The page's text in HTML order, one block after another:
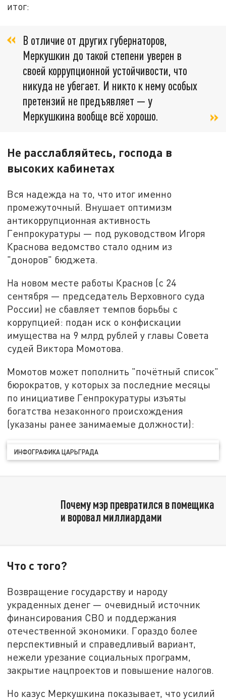
итог:
В отличие от других губернаторов,
Меркушкин до такой степени уверен в
своей коррупционной устойчивости, что
никуда не убегает. И никто к нему особых
претензий не предъявляет — у
Меркушкина вообще всё хорошо.
Не расслабляйтесь, господа в
высоких кабинетах
Вся надежда на то, что итог именно
промежуточный. Внушает оптимизм
антикоррупционная активность
Генпрокуратуры — под руководством Игоря
Краснова ведомство стало одним из
"доноров" бюджета.
На новом месте работы Краснов (с 24
сентября — председатель Верховного суда
России) не сбавляет темпов борьбы с
коррупцией: подан иск о конфискации
имущества на 9 млрд рублей у главы Совета
судей Виктора Момотова.
Момотов может пополнить "почётный список"
бюрократов, у которых за последние месяцы
по инициативе Генпрокуратуры изъяты
богатства незаконного происхождения
(указаны ранее занимаемые должности):
ИНФОГРАФИКА ЦАРЬГРАДА
Почему мэр превратился в помещика
и воровал миллиардами
Что с того?
Возвращение государству и народу
украденных денег — очевидный источник
финансирования СВО и поддержания
отечественной экономики. Гораздо более
перспективный и справедливый вариант,
нежели урезание социальных программ,
закрытие нацпроектов и повышение налогов.
Но казус Меркушкина показывает, что усилий